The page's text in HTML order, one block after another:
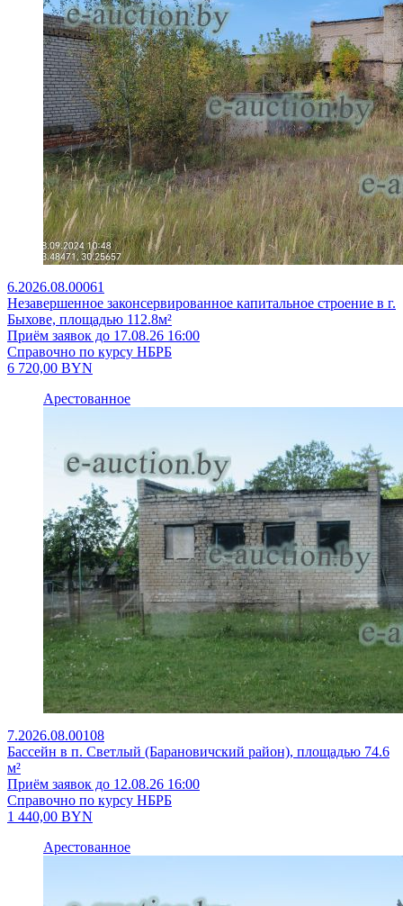
6.2026.08.00061
Незавершенное законсервированное капитальное строение в г.
Быхове, площадью 112.8м²
Приём заявок до 17.08.26 16:00
Справочно по курсу НБРБ
6 720,00 BYN
Арестованное
7.2026.08.00108
Бассейн в п. Светлый (Барановичский район), площадью 74.6
м²
Приём заявок до 12.08.26 16:00
Справочно по курсу НБРБ
1 440,00 BYN
Арестованное